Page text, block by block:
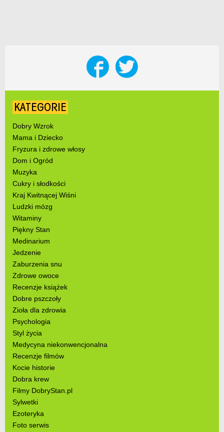
KATEGORIE
Dobry Wzrok
Mama i Dziecko
Fryzura i zdrowe włosy
Dom i Ogród
Muzyka
Cukry i słodkości
Kraj Kwitnącej Wiśni
Ludzki mózg
Witaminy
Piękny Stan
Medinarium
Jedzenie
Zaburzenia snu
Zdrowe owoce
Recenzje książek
Dobre pszczoły
Zioła dla zdrowia
Psychologia
Styl życia
Medycyna niekonwencjonalna
Recenzje filmów
Kocie historie
Dobra krew
Filmy DobryStan.pl
Sylwetki
Ezoteryka
Foto serwis